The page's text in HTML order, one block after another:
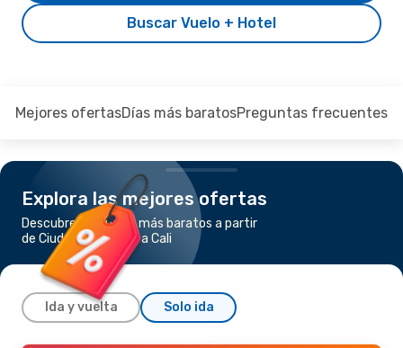
Buscar Vuelo + Hotel
Mejores ofertasDías más baratosPreguntas frecuentes
Explora las mejores ofertas
Descubre los vuelos más baratos a partir
de Ciudad de México a Cali
Ida y vuelta Solo ida